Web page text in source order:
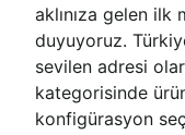
aklınıza gelen
duyuyoruz.
sevilen adresi
kategorisinde
konfigürasyon